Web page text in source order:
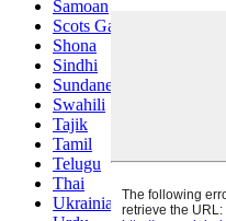
Samoan
Scots Gaelic
Shona
Sindhi
Sundanese
Swahili
Tajik
Tamil
Telugu
Thai
Ukrainian